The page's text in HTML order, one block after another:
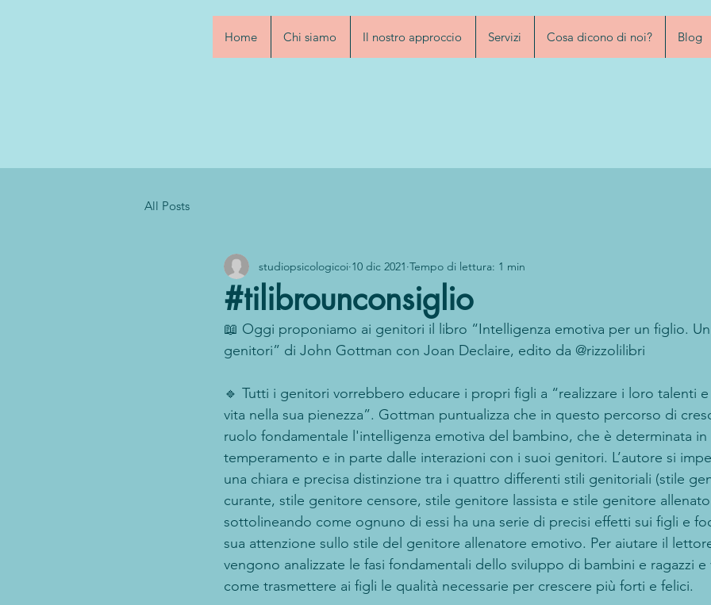
Home Chi siamo Il nostro approccio Servizi Cosa dicono di noi? Blog
All Posts
#tilibrounconsiglio
studiopsicologicoi 10 dic 2021 Tempo di lettura: 1 min
📖 Oggi proponiamo ai genitori il libro “Intelligenza emotiva per un figlio.
genitori” di John Gottman con Joan Declaire, edito da @rizzolilibri
🔹 Tutti i genitori vorrebbero educare i propri figli a “realizzare i loro talenti
vita nella sua pienezza”. Gottman puntualizza che in questo percorso di
ruolo fondamentale l'intelligenza emotiva del bambino, che è determinata
temperamento e in parte dalle interazioni con i suoi genitori. L’autore si
una chiara e precisa distinzione tra i quattro differenti stili genitoriali (stile
curante, stile genitore censore, stile genitore lassista e stile genitore
sottolineando come ognuno di essi ha una serie di precisi effetti sui figli e
sua attenzione sullo stile del genitore allenatore emotivo. Per aiutare il
vengono analizzate le fasi fondamentali dello sviluppo di bambini e ragazzi
come trasmettere ai figli le qualità necessarie per crescere più forti e felici.